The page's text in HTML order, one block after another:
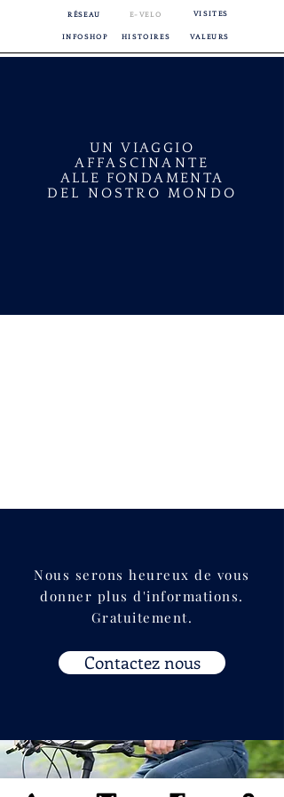
RÉSEAU E-VELO VISITES
INFOSHOP HISTOIRES VALEURS
UN VIAGGIO
AFFASCINANTE
ALLE FONDAMENTA
DEL NOSTRO MONDO
Nous serons heureux de vous
donner plus d'informations.
Gratuitement.
Contactez nous